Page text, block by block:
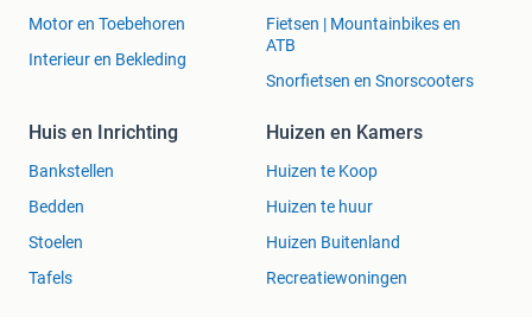
Motor en Toebehoren
Interieur en Bekleding
Fietsen | Mountainbikes en
ATB
Snorfietsen en Snorscooters
Huis en Inrichting
Bankstellen
Bedden
Stoelen
Tafels
Huizen en Kamers
Huizen te Koop
Huizen te huur
Huizen Buitenland
Recreatiewoningen